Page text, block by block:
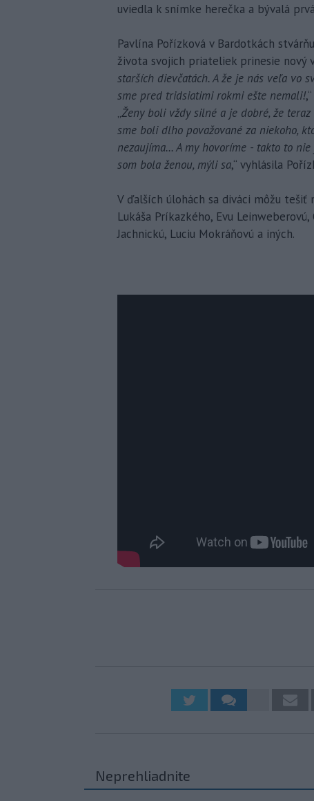
uviedla k snímke herečka a bývalá
Pavlína Pořízková v Bardotkách
života svojich priateliek prinesie nový
starších dievčatách. A že je nás veľa vo
sme pred tridsiatimi rokmi ešte nemali!
„Ženy boli vždy silné a je dobré, že
sme boli dlho považované za niekoho,
nezaujíma... A my hovoríme - takto to
som bola ženou, mýli sa,“ vyhlásila
V ďalších úlohách sa diváci môžu tešiť
Lukáša Príkazkého, Evu
Jachnickú, Luciu Mokráňovú a iných.
Neprehliadnite